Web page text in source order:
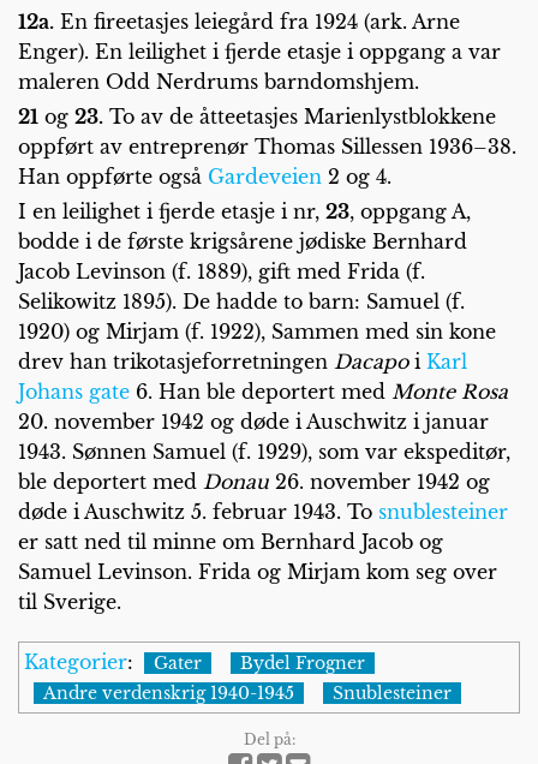
12a. En fireetasjes leiegård fra 1924 (ark. Arne
Enger). En leilighet i fjerde etasje i oppgang a var
maleren Odd Nerdrums barndomshjem.
21 og 23. To av de åtteetasjes Marienlystblokkene
oppført av entreprenør Thomas Sillessen 1936–38.
Han oppførte også Gardeveien 2 og 4.
I en leilighet i fjerde etasje i nr, 23, oppgang A,
bodde i de første krigsårene jødiske Bernhard
Jacob Levinson (f. 1889), gift med Frida (f.
Selikowitz 1895). De hadde to barn: Samuel (f.
1920) og Mirjam (f. 1922), Sammen med sin kone
drev han trikotasjeforretningen Dacapoi Karl
Johans gate 6. Han ble deportert med Monte Rosa
20. november 1942 og døde i Auschwitz i januar
1943. Sønnen Samuel (f. 1929), som var ekspeditør,
ble deportert med Donau 26. november 1942 og
døde i Auschwitz 5. februar 1943. To snublesteiner
er satt ned til minne om Bernhard Jacob og
Samuel Levinson. Frida og Mirjam kom seg over
til Sverige.
Kategorier: Gater
Bydel Frogner
Andre verdenskrig 1940-1945
Snublesteiner
Del på: